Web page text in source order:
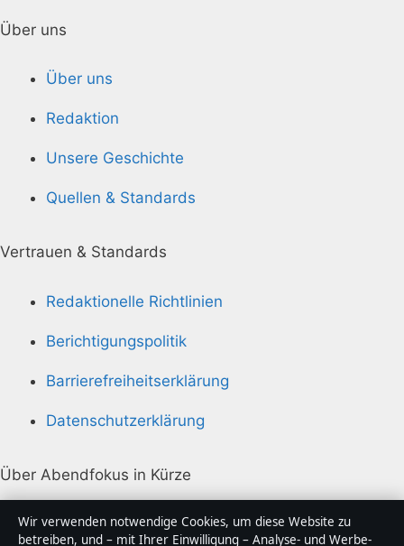
Über uns
Über uns
Redaktion
Unsere Geschichte
Quellen & Standards
Vertrauen & Standards
Redaktionelle Richtlinien
Berichtigungspolitik
Barrierefreiheitserklärung
Datenschutzerklärung
Über Abendfokus in Kürze
Abendfokus ist ein unabhängiger digitaler
Nachrichtenanbieter mit Fokus auf Politik, Wirtschaft,
Wir verwenden notwendige Cookies, um diese Website zu
betreiben, und – mit Ihrer Einwilligung – Analyse- und Werbe-